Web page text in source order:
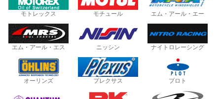
モトレックス モチュール エム・アール・エー
エム・アール・エス ニッシン ナイトロレーシング
オーリンズ プレクサス プロト